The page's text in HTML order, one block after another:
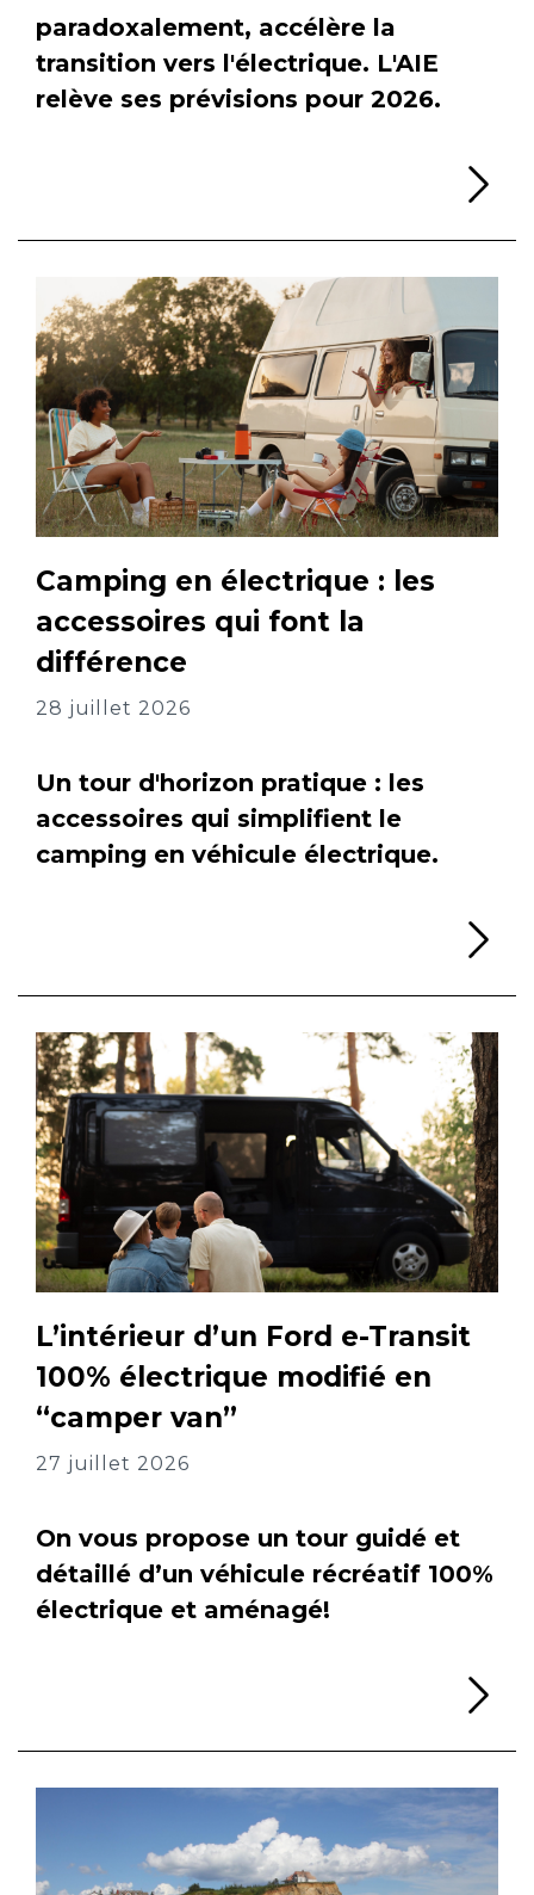
paradoxalement, accélère la
transition vers l'électrique. L'AIE
relève ses prévisions pour 2026.
Camping en électrique : les
accessoires qui font la
différence
28 juillet 2026
Un tour d'horizon pratique : les
accessoires qui simplifient le
camping en véhicule électrique.
L’intérieur d’un Ford e-Transit
100% électrique modifié en
“camper van”
27 juillet 2026
On vous propose un tour guidé et
détaillé d’un véhicule récréatif 100%
électrique et aménagé!